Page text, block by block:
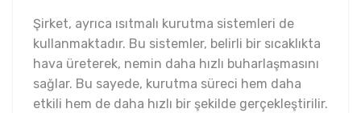
Şirket, ayrıca ısıtmalı kurutma sistemleri de
kullanmaktadır. Bu sistemler, belirli bir sıcaklıkta
hava üreterek, nemin daha hızlı buharlaşmasını
sağlar. Bu sayede, kurutma süreci hem daha
etkili hem de daha hızlı bir şekilde gerçekleştirilir.